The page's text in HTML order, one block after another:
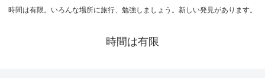
時間は有限。いろんな場所に旅行、勉強しましょう。新しい発見があります。
時間は有限